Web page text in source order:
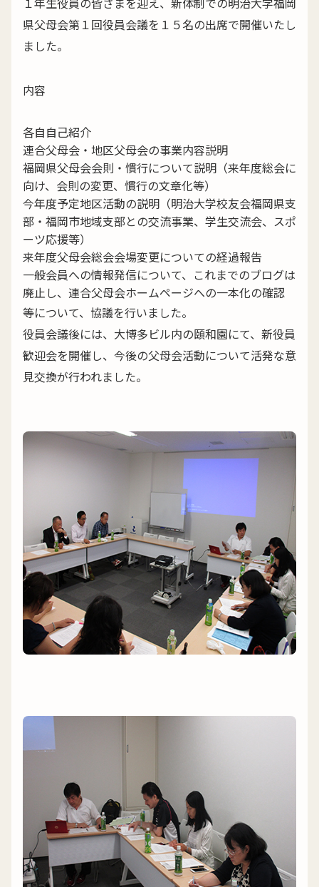
県父母会第１回役員会議を１５名の出席で開催いたし
ました。
内容
各自自己紹介
連合父母会・地区父母会の事業内容説明
福岡県父母会会則・慣行について説明（来年度総会に
向け、会則の変更、慣行の文章化等）
今年度予定地区活動の説明（明治大学校友会福岡県支
部・福岡市地域支部との交流事業、学生交流会、スポ
ーツ応援等）
来年度父母会総会会場変更についての経過報告
一般会員への情報発信について、これまでのブログは
廃止し、連合父母会ホームページへの一本化の確認
等について、協議を行いました。
役員会議後には、大博多ビル内の頤和園にて、新役員
歓迎会を開催し、今後の父母会活動について活発な意
見交換が行われました。